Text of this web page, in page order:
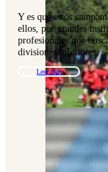
Y es que estos
ellos, por grandes
profesionales que
divisiones inferiores…
Leer más